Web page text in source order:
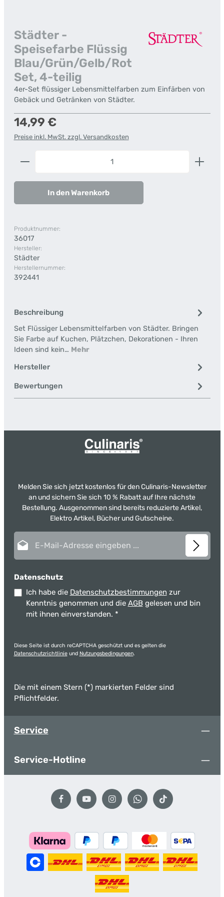
Städter -
Speisefarbe Flüssig
Blau/Grün/Gelb/Rot
Set, 4-teilig
4er-Set flüssiger Lebensmittelfarben zum Einfärben von
Gebäck und Getränken von Städter.
Regulärer Preis:
14,99 €
Preise inkl. MwSt. zzgl. Versandkosten
Produkt Anzahl: Gib den gewünschten Wert ein
In den Warenkorb
Produktnummer:
36017
Hersteller:
Städter
Herstellernummer:
392441
Beschreibung
Set Flüssiger Lebensmittelfarben von Städter. Bringen
Sie Farbe auf Kuchen, Plätzchen, Dekorationen - Ihren
Ideen sind kein… Mehr
Hersteller
Bewertungen
Melden Sie sich jetzt kostenlos für den Culinaris-Newsletter
an und sichern Sie sich 10 % Rabatt auf Ihre nächste
Bestellung. Ausgenommen sind bereits reduzierte Artikel,
Elektro Artikel, Bücher und Gutscheine.
Datenschutz
Ich habe die Datenschutzbestimmungen zur
Kenntnis genommen und die AGB gelesen und bin
mit ihnen einverstanden. *
Diese Seite ist durch reCAPTCHA geschützt und es gelten die
Datenschutzrichtlinieund Nutzungsbedingungen.
Die mit einem Stern (*) markierten Felder sind
Pflichtfelder.
Service
Service-Hotline